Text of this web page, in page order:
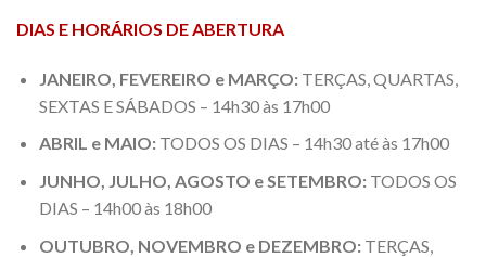
DIAS E HORÁRIOS DE ABERTURA
JANEIRO, FEVEREIRO e MARÇO:TERÇAS, QUARTAS,
SEXTAS E SÁBADOS – 14h30 às 17h00
ABRIL e MAIO:TODOS OS DIAS – 14h30 até às 17h00
JUNHO, JULHO, AGOSTO e SETEMBRO: TODOS OS
DIAS – 14h00 às 18h00
OUTUBRO, NOVEMBRO e DEZEMBRO:TERÇAS,